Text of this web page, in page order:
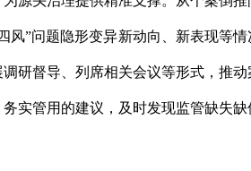
风”问题隐形变异新动向、新表现等
研督导、列席相关会议等形式，推
实管用的建议，及时发现监管缺失